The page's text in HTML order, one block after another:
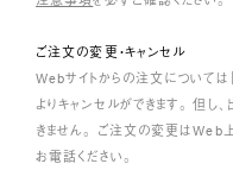
ご注文の変更・キャンセル
Webサイトからの注文については
よりキャンセルができます。 但
きません。 ご注文の変更はWeb
お電話ください。